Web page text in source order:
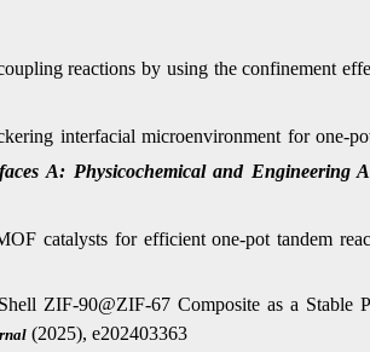
reactions by using the confinement
interfacial microenvironment for one-
A: Physicochemical and Engineering
catalysts for efficient one-pot tandem
ZIF-90@ZIF-67 Composite as a Stable
(2025), e202403363